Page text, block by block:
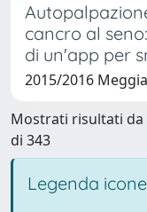
cancro al
di un'app per
2015/2016
Mostrati risultati da
di 343
Legenda icone